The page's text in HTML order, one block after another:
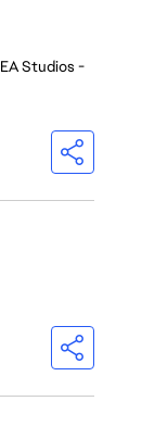
EA Studios -